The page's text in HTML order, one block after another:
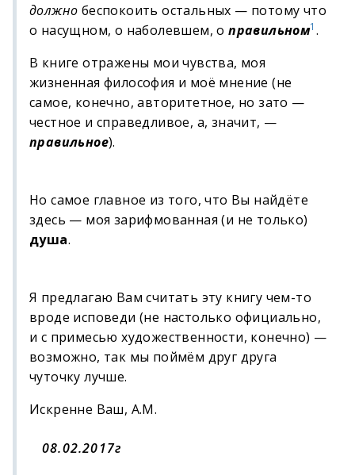
должно беспокоить остальных — потому что
о насущном, о наболевшем, оправильном1 .
В книге отражены мои чувства, моя
жизненная философия и моё мнение (не
самое, конечно, авторитетное, но зато —
честное и справедливое, а, значит, —
правильное).
Но самое главное из того, что Вы найдёте
здесь — моя зарифмованная (и не только)
душа.
Я предлагаю Вам считать эту книгу чем-то
вроде исповеди (не настолько официально,
и с примесью художественности, конечно) —
возможно, так мы поймём друг друга
чуточку лучше.
Искренне Ваш, А.М.
08.02.2017г